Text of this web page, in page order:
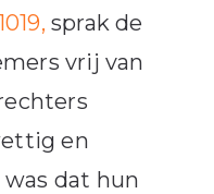
sprak de
vrij van
en
dat hun